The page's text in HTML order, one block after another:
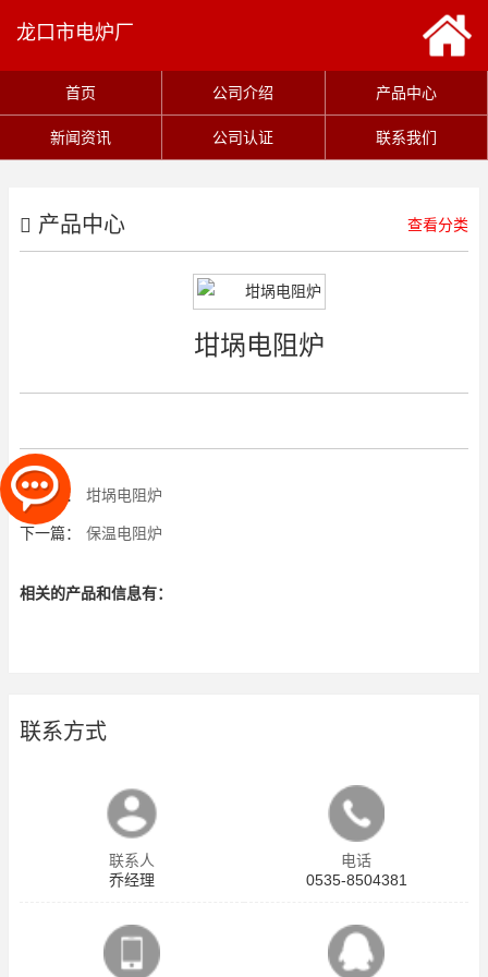
龙口市电炉厂
首页 公司介绍 产品中心
新闻资讯 公司认证 联系我们
产品中心 查看分类
坩埚电阻炉
上一篇： 坩埚电阻炉
下一篇： 保温电阻炉
相关的产品和信息有：
联系方式
联系人
乔经理
电话
0535-8504381